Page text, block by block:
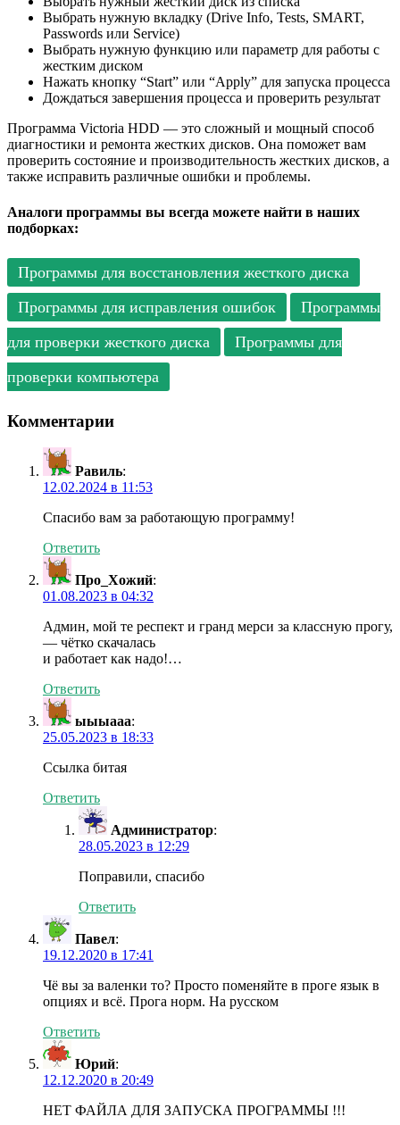
Выбрать нужную вкладку (Drive Info, Tests, SMART,
Passwords или Service)
Выбрать нужную функцию или параметр для работы с
жестким диском
Нажать кнопку “Start” или “Apply” для запуска процесса
Дождаться завершения процесса и проверить результат
Программа Victoria HDD — это сложный и мощный способ
диагностики и ремонта жестких дисков. Она поможет вам
проверить состояние и производительность жестких дисков, а
также исправить различные ошибки и проблемы.
Аналоги программы вы всегда можете найти в наших
подборках:
Программы для восстановления жесткого диска
Программы для исправления ошибок
Программы
для проверки жесткого диска
Программы для
проверки компьютера
Комментарии
Равиль:
12.02.2024 в 11:53
Спасибо вам за работающую программу!
Ответить
Про_Хожий:
01.08.2023 в 04:32
Админ, мой те респект и гранд мерси за классную прогу,
— чётко скачалась
и работает как надо!…
Ответить
ыыыааа:
25.05.2023 в 18:33
Ссылка битая
Ответить
Администратор:
28.05.2023 в 12:29
Поправили, спасибо
Ответить
Павел:
19.12.2020 в 17:41
Чё вы за валенки то? Просто поменяйте в проге язык в
опциях и всё. Прога норм. На русском
Ответить
Юрий:
12.12.2020 в 20:49
НЕТ ФАЙЛА ДЛЯ ЗАПУСКА ПРОГРАММЫ !!!